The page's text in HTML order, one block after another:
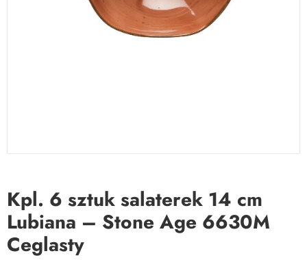
Kpl. 6 sztuk salaterek 14 cm
Lubiana – Stone Age 6630M
Ceglasty